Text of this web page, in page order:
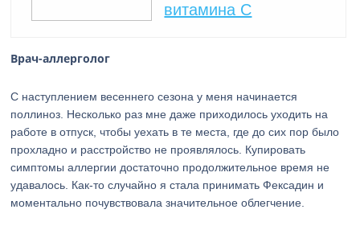
витамина С
Врач-аллерголог
С наступлением весеннего сезона у меня начинается
поллиноз. Несколько раз мне даже приходилось уходить на
работе в отпуск, чтобы уехать в те места, где до сих пор было
прохладно и расстройство не проявлялось. Купировать
симптомы аллергии достаточно продолжительное время не
удавалось. Как-то случайно я стала принимать Фексадин и
моментально почувствовала значительное облегчение.